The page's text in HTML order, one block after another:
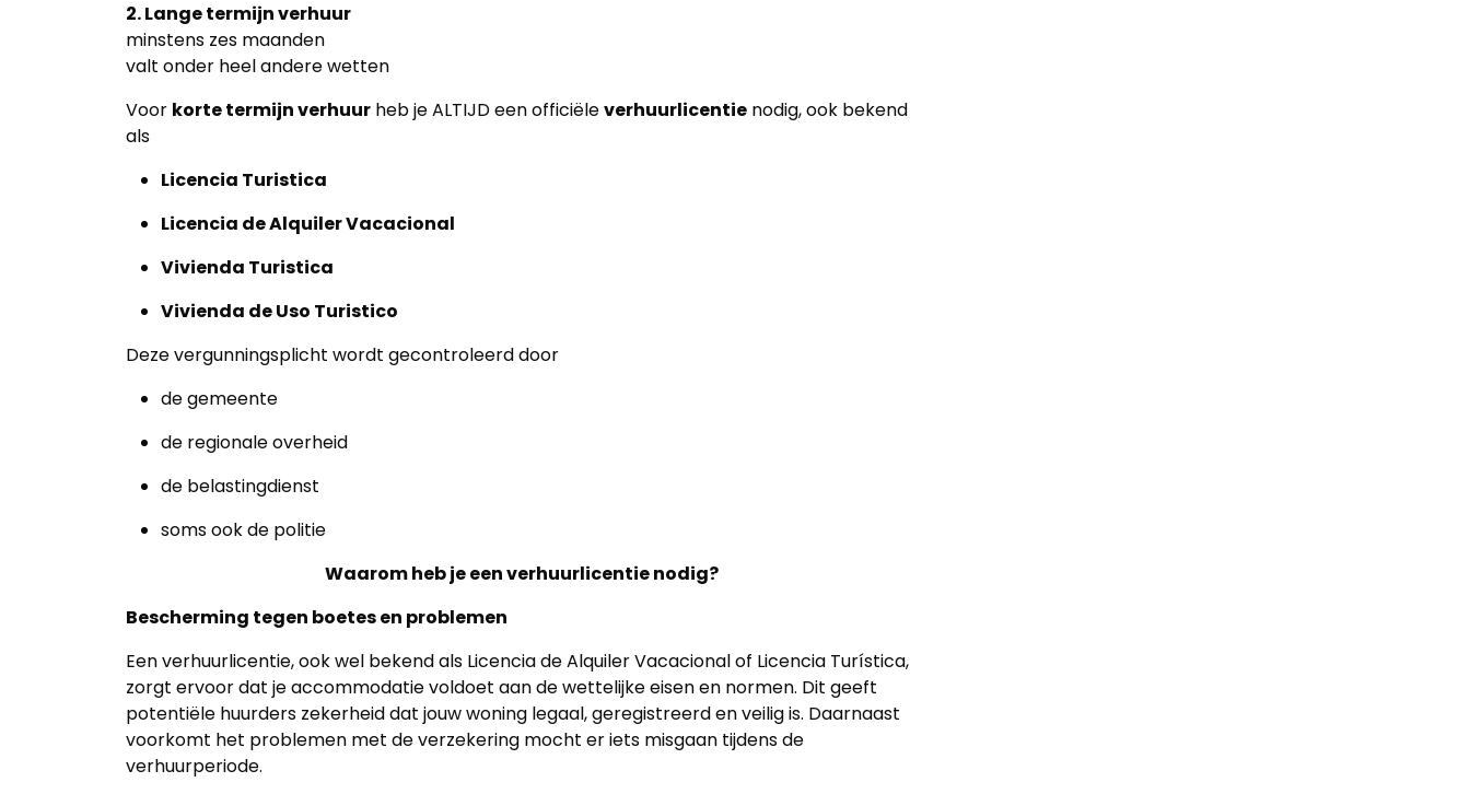
Contacteer
2. Lange termijn verhuur
minstens zes maanden
valt onder heel andere wetten
Voor korte termijn verhuur heb je ALTIJD een officiëleverhuurlicentie nodig, ook bekend
als
Licencia Turistica
Licencia de Alquiler Vacacional
Vivienda Turistica
Vivienda de Uso Turistico
Deze vergunningsplicht wordt gecontroleerd door
de gemeente
de regionale overheid
de belastingdienst
soms ook de politie
Waarom heb je een verhuurlicentie nodig?
Bescherming tegen boetes en problemen
Een verhuurlicentie, ook wel bekend als Licencia de Alquiler Vacacional of Licencia Turística,
zorgt ervoor dat je accommodatie voldoet aan de wettelijke eisen en normen. Dit geeft
potentiële huurders zekerheid dat jouw woning legaal, geregistreerd en veilig is. Daarnaast
voorkomt het problemen met de verzekering mocht er iets misgaan tijdens de
verhuurperiode.